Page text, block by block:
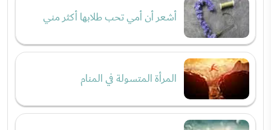
أشعر أن أمي تحب طلابها أكثر مني
المرأة المتسولة في المنام